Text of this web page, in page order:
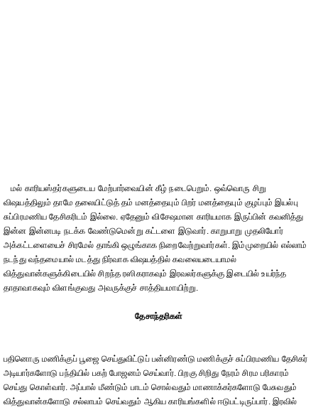
மல் காரியஸ்தர்களுடைய மேற்பார்வையின் கீழ் நடைபெறும். ஒவ்வொரு சிறு
விஷயத்திலும் தாமே தலையிட்டுத் தம் மனத்தையும் பிறர் மனத்தையும் குழப்பும் இயல்பு
சுப்பிரமணிய தேசிகரிடம் இல்லை. ஏதேனும் விசேஷமான காரியமாக இருப்பின் கவனித்து
இன்ன இன்னபடி நடக்க வேண்டுமென்று கட்டளை இடுவார். காறுபாறு முதலியோர்
அக்கட்டளையைச் சிரமேல் தாங்கி ஒழுங்காக நிறைவேற்றுவார்கள். இம்முறையில் எல்லாம்
நடந்து வந்தமையால் மடத்து நிர்வாக விஷயத்தில் கவலையடையாமல்
வித்துவான்களுக்கிடையில் சிறந்த ரஸிகராகவும் இரவலர்களுக்கு இடையில் உயர்ந்த
தாதாவாகவும் விளங்குவது அவருக்குச் சாத்தியமாயிற்று.
தேசாந்தரிகள்
பதினொரு மணிக்குப் பூஜை செய்துவிட்டுப் பன்னிரண்டு மணிக்குச் சுப்பிரமணிய தேசிகர்
அடியார்களோடு பந்தியில் பகற் போஜனம் செய்வார். பிறகு சிறிது நேரம் சிரம பரிகாரம்
செய்து கொள்வார். அப்பால் மீண்டும் பாடம் சொல்வதும் மாணாக்கர்களோடு பேசுவதும்
வித்துவான்களோடு சல்லாபம் செய்வதும் ஆகிய காரியங்களில் ஈடுபட்டிருப்பார். இரவில்